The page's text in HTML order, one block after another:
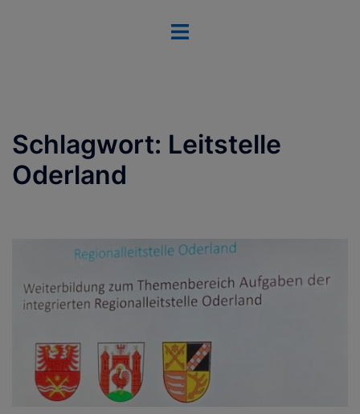
Menü
Schlagwort: Leitstelle
Oderland